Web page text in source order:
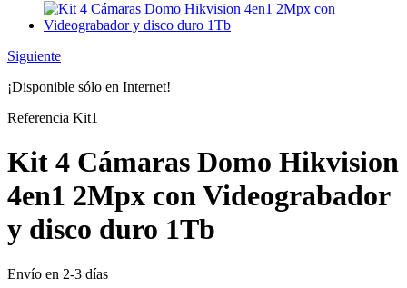
Siguiente
¡Disponible sólo en Internet!
Referencia Kit1
Kit 4 Cámaras Domo Hikvision
4en1 2Mpx con Videograbador
y disco duro 1Tb
Envío en 2-3 días